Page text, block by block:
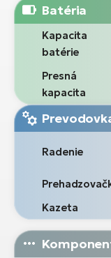
Batéria
Kapacita
batérie
Presná
kapacita
Radenie
Kazeta